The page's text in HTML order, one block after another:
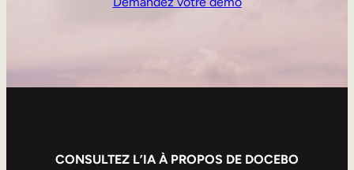
CONSULTEZ L’IA À PROPOS DE DOCEBO